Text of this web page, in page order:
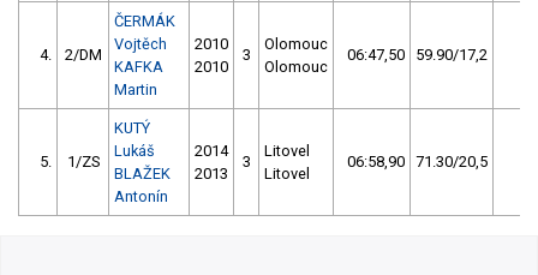
4. 2/DM
ČERMÁK
Vojtěch
KAFKA
Martin
2010
2010
3
Olomouc
Olomouc
06:47,50 59.90/17,2
5. 1/ZS
KUTÝ
Lukáš
BLAŽEK
Antonín
2014
2013
3
Litovel
Litovel
06:58,90 71.30/20,5